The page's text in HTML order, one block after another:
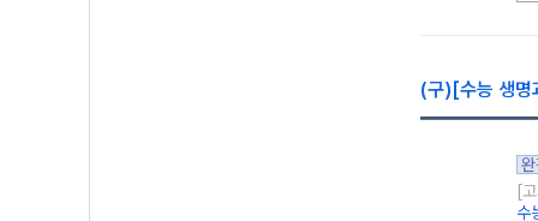
(구)[수능 생명
[
수